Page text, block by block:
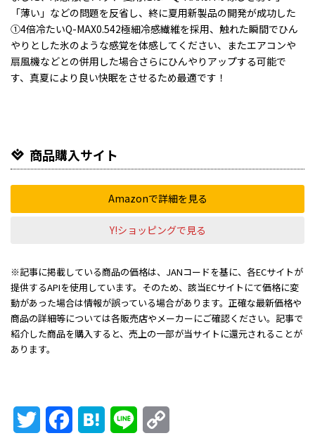
「薄い」などの問題を反省し、終に夏用新製品の開発が成功した
①4倍冷たいQ-MAX0.542極細冷感繊維を採用、触れた瞬間でひん
やりとした氷のような感覚を体感してください、またエアコンや
扇風機などとの併用した場合さらにひんやりアップする可能で
す、真夏により良い快眠をさせるため最適です！
商品購入サイト
Amazonで詳細を見る
Y!ショッピングで見る
※記事に掲載している商品の価格は、JANコードを基に、各ECサイトが
提供するAPIを使用しています。そのため、該当ECサイトにて価格に変
動があった場合は情報が誤っている場合があります。正確な最新価格や
商品の詳細等については各販売店やメーカーにご確認ください。記事で
紹介した商品を購入すると、売上の一部が当サイトに還元されることが
あります。
Twitter FacebookHatena Line